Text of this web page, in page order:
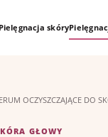
skóry
OCZYSZCZAJĄCE DO
GŁOWY